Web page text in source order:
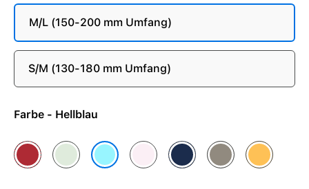
M/L (150-200 mm Umfang)
S/M (130-180 mm Umfang)
Farbe - Hellblau
(PRODUCT)RED
BlassmintHellblauHellrosaSturmblauTonbraunWarmgelb